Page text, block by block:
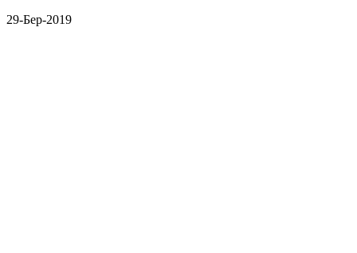
29-Бер-2019